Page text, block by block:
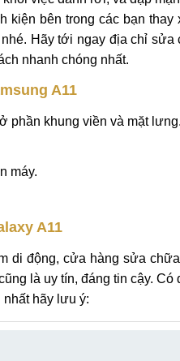
Galaxy A11 chính
nhất trên thị trường hiện
12 tháng. Đảm bảo
điện thoại Mobilecity
ở đâu uy tín?
khỏi việc đánh rơi, va đập
kiện bên trong các bạn
Hãy tới ngay địa chỉ
nhanh chóng nhất.
A11
phần khung viền và mặt lưng.
máy.